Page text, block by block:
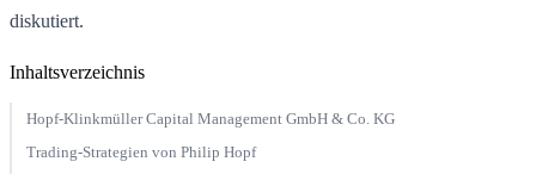
diskutiert.
Inhaltsverzeichnis
Hopf-Klinkmüller Capital Management GmbH & Co. KG
Trading-Strategien von Philip Hopf